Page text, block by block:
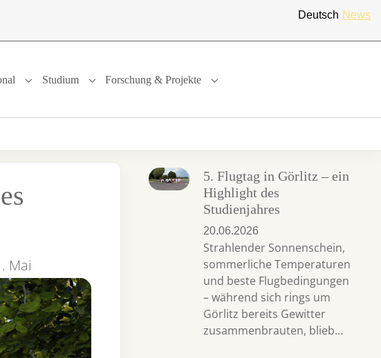
Deutsch News
"Studiengänge"
Submenu for "International"
Studium
Submenu for "Studium"
Forschung & Projekte
Submenu for "Forschung & Projekte"
Mai
5. Flugtag in Görlitz – ein
Highlight des
Studienjahres
20.06.2026
Strahlender Sonnenschein,
sommerliche Temperaturen
und beste Flugbedingungen
– während sich rings um
Görlitz bereits Gewitter
zusammenbrauten, blieb…